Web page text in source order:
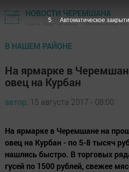
НОВОСТИ ЧЕРЕМШАНА
Газета "Наш Черемшан" - Черемшанский
В НАШЕМ РАЙОНЕ
На ярмарке в
овец на Курбан
автор, 15 августа 2017 - 08:00
На ярмарке в Черемшане на
овец на Курбан - по 5-8 тысяч
нашлись быстро. В торговых
гусей по 1500 рублей, свежее
4 Автоматическое